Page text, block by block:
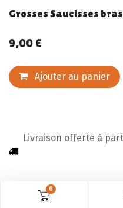
0
Grosses Saucisses
9,00 €
Ajouter au panier
Livraison offerte à